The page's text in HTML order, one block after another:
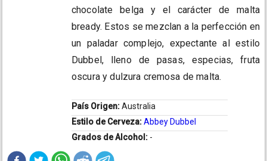
chocolate belga y el carácter de malta
bready. Estos se mezclan a la perfección en
un paladar complejo, expectante al estilo
Dubbel, lleno de pasas, especias, fruta
oscura y dulzura cremosa de malta.
País Origen:Australia
Estilo de Cerveza:Abbey Dubbel
Grados de Alcohol: -